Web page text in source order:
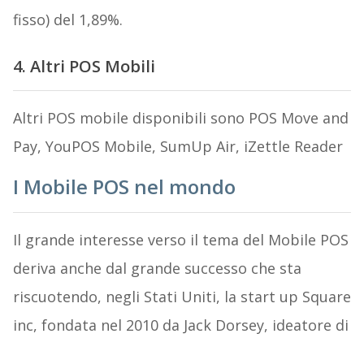
fisso) del 1,89%.
4. Altri POS Mobili
Altri POS mobile disponibili sono POS Move and
Pay, YouPOS Mobile, SumUp Air, iZettle Reader
I Mobile POS nel mondo
Il grande interesse verso il tema del Mobile POS
deriva anche dal grande successo che sta
riscuotendo, negli Stati Uniti, la start up Square
inc, fondata nel 2010 da Jack Dorsey, ideatore di